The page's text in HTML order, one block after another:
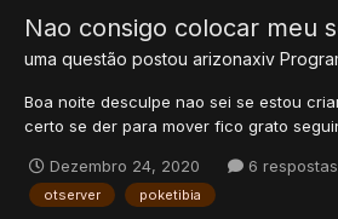
Nao consigo colocar meu
uma questão postou arizonaxiv
Boa noite desculpe nao sei se estou
certo se der para mover fico grato
meu servidor online sem hamachi ou
maquina local, gostaria de abrir o
Dezembro 24, 2020 6 respostas
otserver poketibia